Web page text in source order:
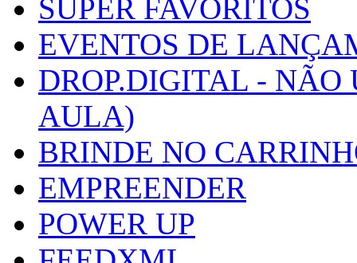
SUPER FAVORITOS
EVENTOS DE
DROP.DIGITAL - NÃO
AULA)
BRINDE NO
EMPREENDER
POWER UP